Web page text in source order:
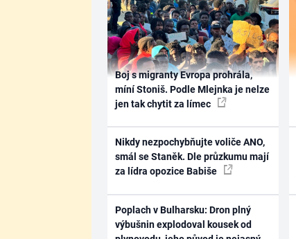
Boj s migranty Evropa prohrála,
míní Stoniš. Podle Mlejnka je nelze
jen tak chytit za límec
Nikdy nezpochybňujte voliče ANO,
smál se Staněk. Dle průzkumu mají
za lídra opozice Babiše
Poplach v Bulharsku: Dron plný
výbušnin explodoval kousek od